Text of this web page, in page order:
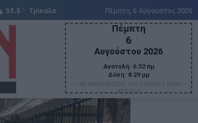
35.5 C Τρίκαλα Πέμπτη, 6 Αύγουστος 2026
Πέμπτη
6
Αυγούστου 2026
Ανατολή: 6:32 πμ
Δύση: 8:29 μμ
+ ΜΕΤΑΜΟΡΦΩΣΗΣ ΤΟΥ ΣΩΤΗΡΟΣ ΙΗΣΟΥ
ΧΡΙΣΤΟΥ